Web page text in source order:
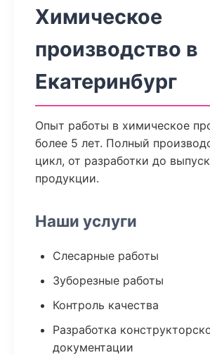
Химическое
производство в
Екатеринбург
Опыт работы в химическое
более 5 лет. Полный
цикл, от разработки до
продукции.
Наши услуги
Слесарные работы
Зуборезные работы
Контроль качества
Разработка
документации